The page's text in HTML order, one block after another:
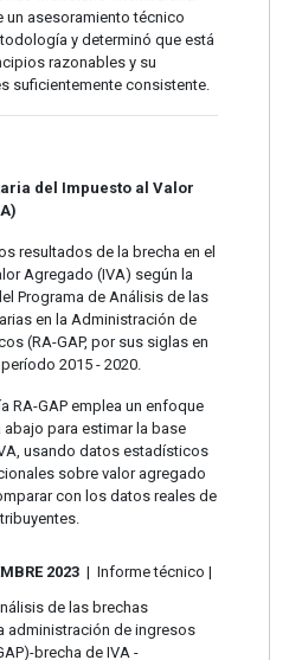
un asesoramiento técnico
y determinó que está
razonables y su
suficientemente consistente.
del Impuesto al Valor
resultados de la brecha en el
Agregado (IVA) según la
Programa de Análisis de las
en la Administración de
(RA-GAP, por sus siglas en
2015 - 2020.
RA-GAP emplea un enfoque
abajo para estimar la base
usando datos estadísticos
sobre valor agregado
con los datos reales de
2023| Informe técnico |
de las brechas
administración de ingresos
brecha de IVA -